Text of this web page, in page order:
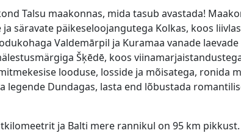
Talsu maakonnas, mida tasub avastada!
säravate päikeseloojangutega Kolkas, koos
Valdemārpil ja Kuramaa vanade
Šķēdē, koos
looduse, losside ja mõisatega, ronida
legende Dundagas, lasta end lõbustada
ja Balti mere rannikul on 95 km pikkust.